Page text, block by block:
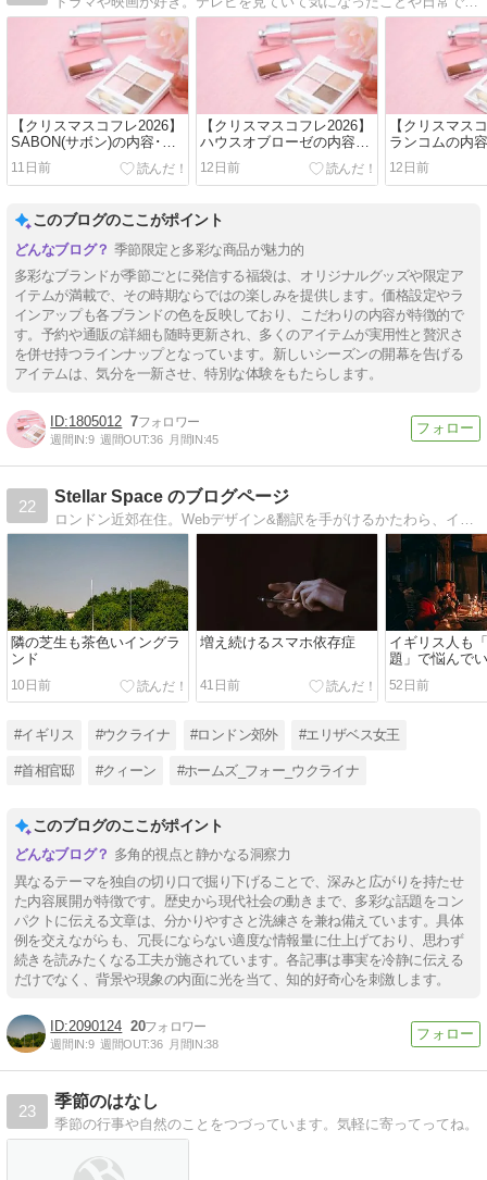
【クリスマスコフレ2026】
SABON(サボン)の内容･発
売日･予約日･予約方法･通
販情報!
11日前
【クリスマスコフレ2026】
ハウスオブローゼの内容･
発売日･予約日･予約方法･
通販情報!
12日前
【クリスマス
ランコムの内
約日･予約方
12日前
このブログのここがポイント
季節限定と多彩な商品が魅力的
多彩なブランドが季節ごとに発信する福袋は、オリジナルグッズや限定ア
イテムが満載で、その時期ならではの楽しみを提供します。価格設定やラ
インアップも各ブランドの色を反映しており、こだわりの内容が特徴的で
す。予約や通販の詳細も随時更新され、多くのアイテムが実用性と贅沢さ
を併せ持つラインナップとなっています。新しいシーズンの開幕を告げる
アイテムは、気分を一新させ、特別な体験をもたらします。
1805012 7
週間IN:9 週間OUT:36 月間IN:45
22
Stellar Space のブログページ
隣の芝生も茶色いイングラ
ンド
10日前
増え続けるスマホ依存症
41日前
イギリス人も
題」で悩んで
52日前
#イギリス #ウクライナ #ロンドン郊外 #エリザベス女王
#首相官邸 #クィーン #ホームズ_フォー_ウクライナ
このブログのここがポイント
多角的視点と静かなる洞察力
異なるテーマを独自の切り口で掘り下げることで、深みと広がりを持たせ
た内容展開が特徴です。歴史から現代社会の動きまで、多彩な話題をコン
パクトに伝える文章は、分かりやすさと洗練さを兼ね備えています。具体
例を交えながらも、冗長にならない適度な情報量に仕上げており、思わず
続きを読みたくなる工夫が施されています。各記事は事実を冷静に伝える
だけでなく、背景や現象の内面に光を当て、知的好奇心を刺激します。
2090124 20
週間IN:9 週間OUT:36 月間IN:38
23
季節のはなし
季節の行事や自然のことをつづっています。気軽に寄ってってね。